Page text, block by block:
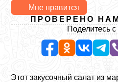
Мне нравится
ПРОВЕРЕНО
Поделитесь
Этот закусочный салат из